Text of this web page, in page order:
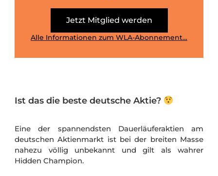
Jetzt Mitglied werden
Alle Informationen zum WLA-Abonnement…
Ist das die beste deutsche Aktie?
Eine der spannendsten Dauerläuferaktien am
deutschen Aktienmarkt ist bei der breiten Masse
nahezu völlig unbekannt und gilt als wahrer
Hidden Champion.